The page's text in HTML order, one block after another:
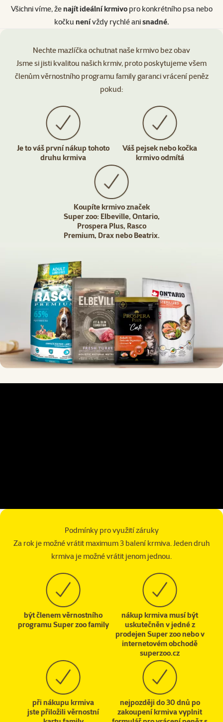
Všichni víme, ženajít ideální krmivopro konkrétního psa nebo
kočku nenívždy rychlé anisnadné.
Nechte mazlíčka ochutnat naše krmivo bez obav
Jsme si jisti kvalitou našich krmiv, proto poskytujeme všem
členům věrnostního programu family garanci vrácení peněz
pokud:
Je to váš první nákup tohoto
druhu krmiva
Váš pejsek nebo kočka
krmivo odmítá
Koupíte krmivo značek
Super zoo: Elbeville, Ontario,
Prospera Plus, Rasco
Premium, Drax nebo Beatrix.
Podmínky pro využití záruky
Za rok je možné vrátit maximum 3 balení krmiva. Jeden druh
krmiva je možné vrátit jenom jednou.
být členem věrnostního
programu Super zoo family
nákup krmiva musí být
uskutečněn v jedné z
prodejen Super zoo nebo v
internetovém obchodě
superzoo.cz
při nákupu krmiva
jste přiložili věrnostní
nejpozději do 30 dnů po
zakoupení krmiva vyplnit